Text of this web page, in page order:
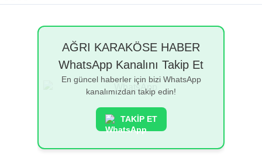
AĞRI KARAKÖSE HABER
WhatsApp Kanalını Takip Et
En güncel haberler için bizi WhatsApp
kanalımızdan takip edin!
TAKİP ET